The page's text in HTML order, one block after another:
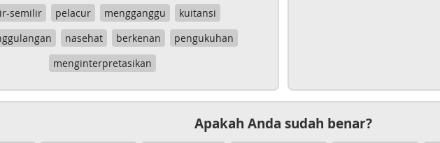
semilir
pelacur mengganggu
kuitansi
nasehat berkenan
pengukuhan
menginterpretasikan
Apakah Anda sudah benar?